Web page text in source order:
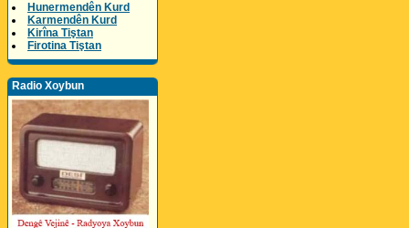
Hunermendên Kurd
Karmendên Kurd
Kirîna Tiştan
Firotina Tiştan
Radio Xoybun